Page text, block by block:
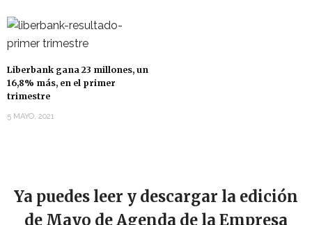
Liberbank gana 23 millones, un
16,8% más, en el primer
trimestre
5 MAYO, 2021
Ya puedes leer y descargar la edición
de Mayo de Agenda de la Empresa